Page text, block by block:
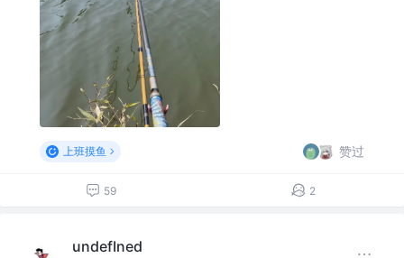
上班摸鱼 赞过
59 2
undefIned